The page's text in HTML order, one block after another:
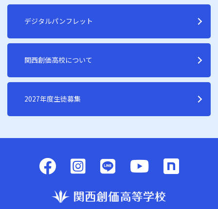
デジタルパンフレット
関西創価高校について
2027年度生徒募集